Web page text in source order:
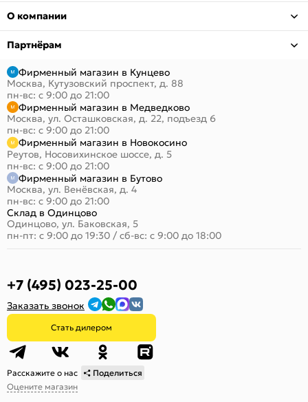
О компании
Партнёрам
Фирменный магазин в Кунцево
Москва, Кутузовский проспект, д. 88
пн-вс: с 9:00 до 21:00
Фирменный магазин в Медведково
Москва, ул. Осташковская, д. 22, подъезд 6
пн-вс: с 9:00 до 21:00
Фирменный магазин в Новокосино
Реутов, Носовихинское шоссе, д. 5
пн-вс: с 9:00 до 21:00
Фирменный магазин в Бутово
Москва, ул. Венёвская, д. 4
пн-вс: с 9:00 до 21:00
Склад в Одинцово
Одинцово, ул. Баковская, 5
пн-пт: с 9:00 до 19:30 / сб-вс: с 9:00 до 18:00
+7 (495) 023-25-00
Заказать звонок
Стать дилером
Расскажите о нас
Поделиться
Оцените магазин